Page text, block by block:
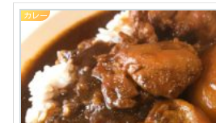
カレー